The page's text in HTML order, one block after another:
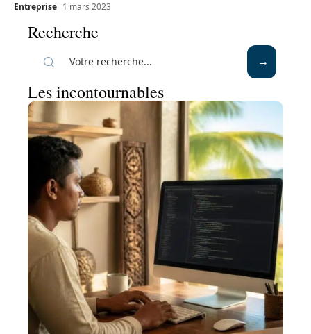
Entreprise 1 mars 2023
Recherche
Les incontournables